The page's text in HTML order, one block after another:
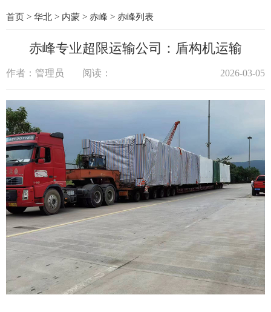
首页 > 华北 > 内蒙 > 赤峰 > 赤峰列表
赤峰专业超限运输公司：盾构机运输
作者：管理员 阅读： 2026-03-05